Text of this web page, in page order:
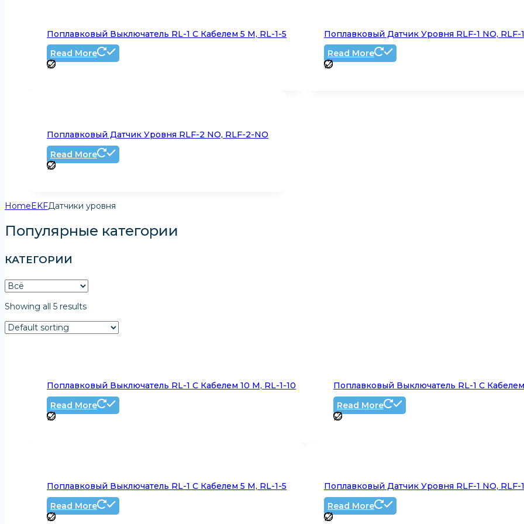
Поплавковый Выключатель RL-1 С Кабелем 5 М, RL-1-5
Read More
Поплавковый Датчик Уровня RLF-1 NO, RLF-
Read More
Поплавковый Датчик Уровня RLF-2 NO, RLF-2-NO
Read More
HomeEKFДатчики уровня
Популярные категории
КАТЕГОРИИ
Showing all 5 results
Поплавковый Выключатель RL-1 С Кабелем 10 М, RL-1-10
Read More
Поплавковый Выключатель RL-1 С
Read More
Поплавковый Выключатель RL-1 С Кабелем 5 М, RL-1-5
Read More
Поплавковый Датчик Уровня RLF-1 NO, RLF-
Read More